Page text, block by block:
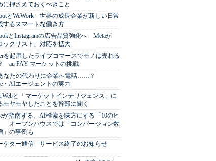
に押さえておくべきこと
とWeWork 世界の成長企業が新しい日常
するスマートな働き方
とInstagramの広告品質強化へ Metaが
ックリスト」対応を拡大
を起用したライブコマースでモノは売れる
au PAY マーケットの挑戦
なたの代わりに企業へ電話……？
・AIエージェントの実力
と「マーケットインテリジェンス」に
モヤモヤしたことを幹部に聞く
が指南する、AI検索を味方にする「10のヒ
オープンハウスでは「コンバージョン数
」の事例も
ケター通信」サービス終了のお知らせ